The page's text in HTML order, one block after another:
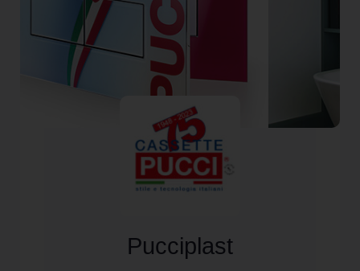
Pucciplast